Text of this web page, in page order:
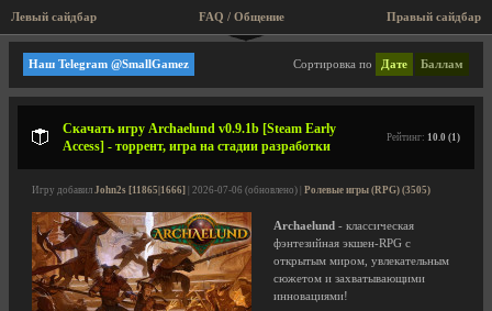
Левый сайдбар Правый сайдбар
FAQ / Общение
4 Dimension Games
Сортировка по Дате Баллам
Наш Telegram @SmallGamez
Скачать игру Archaelund v0.9.1b [Steam Early
Access] - торрент, игра на стадии разработки
Рейтинг: 10.0 (1)
Игру добавил John2s [11865|1666] | 2026-07-06 (обновлено) | Ролевые игры (RPG) (3505)
Archaelund - классическая
фэнтезийная экшен-RPG с
открытым миром, увлекательным
сюжетом и захватывающими
инновациями!